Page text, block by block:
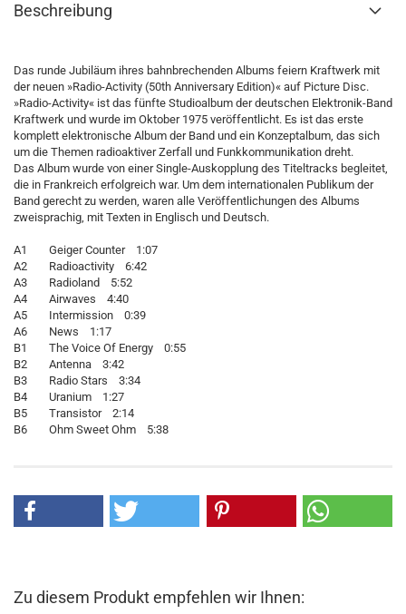
Beschreibung
Das runde Jubiläum ihres bahnbrechenden Albums feiern Kraftwerk mit
der neuen »Radio-Activity (50th Anniversary Edition)« auf Picture Disc.
»Radio-Activity« ist das fünfte Studioalbum der deutschen Elektronik-Band
Kraftwerk und wurde im Oktober 1975 veröffentlicht. Es ist das erste
komplett elektronische Album der Band und ein Konzeptalbum, das sich
um die Themen radioaktiver Zerfall und Funkkommunikation dreht.
Das Album wurde von einer Single-Auskopplung des Titeltracks begleitet,
die in Frankreich erfolgreich war. Um dem internationalen Publikum der
Band gerecht zu werden, waren alle Veröffentlichungen des Albums
zweisprachig, mit Texten in Englisch und Deutsch.
A1 Geiger Counter 1:07
A2 Radioactivity 6:42
A3 Radioland 5:52
A4 Airwaves 4:40
A5 Intermission 0:39
A6 News 1:17
B1 The Voice Of Energy 0:55
B2 Antenna 3:42
B3 Radio Stars 3:34
B4 Uranium 1:27
B5 Transistor 2:14
B6 Ohm Sweet Ohm 5:38
Zu diesem Produkt empfehlen wir Ihnen: